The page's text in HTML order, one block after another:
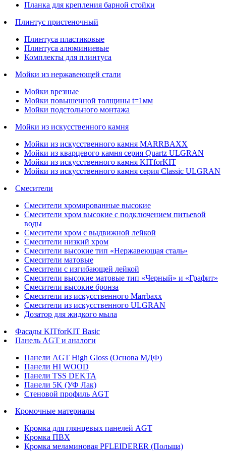
Планка для крепления барной стойки
Плинтус пристеночный
Плинтуса пластиковые
Плинтуса алюминиевые
Комплекты для плинтуса
Мойки из нержавеющей стали
Мойки врезные
Мойки повышенной толщины t=1мм
Мойки подстольного монтажа
Мойки из искусственного камня
Мойки из искусственного камня MARRBAXX
Мойки из кварцевого камня серия Quartz ULGRAN
Мойки из искусственного камня KITforKIT
Мойки из искусственного камня серия Classic ULGRAN
Смесители
Смесители хромированные высокие
Смесители хром высокие с подключением питьевой
воды
Смесители хром с выдвижной лейкой
Смесители низкий хром
Смесители высокие тип «Нержавеющая сталь»
Смесители матовые
Смесители с изгибающей лейкой
Смесители высокие матовые тип «Черный» и «Графит»
Смесители высокие бронза
Смесители из искусственного Marrbaxx
Смесители из искусственного ULGRAN
Дозатор для жидкого мыла
Фасады KITforKIT Basic
Панель AGT и аналоги
Панели AGT High Gloss (Основа МДФ)
Панели HI WOOD
Панели TSS DEKTA
Панели 5K (УФ Лак)
Стеновой профиль AGT
Кромочные материалы
Кромка для глянцевых панелей AGT
Кромка ПВХ
Кромка меламиновая PFLEIDERER (Польша)